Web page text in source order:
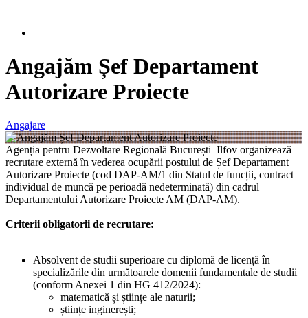
Angajăm Șef Departament
Autorizare Proiecte
Angajare
Agenția pentru Dezvoltare Regională București–Ilfov organizează
recrutare externă în vederea ocupării postului de Șef Departament
Autorizare Proiecte (cod DAP-AM/1 din Statul de funcții, contract
individual de muncă pe perioadă nedeterminată) din cadrul
Departamentului Autorizare Proiecte AM (DAP-AM).
Criterii obligatorii de recrutare:
Absolvent de studii superioare cu diplomă de licență în
specializările din următoarele domenii fundamentale de studii
(conform Anexei 1 din HG 412/2024):
matematică și științe ale naturii;
științe inginerești;